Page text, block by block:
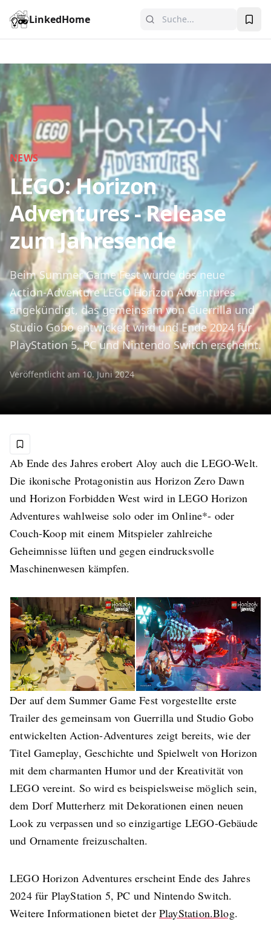
LinkedHome
NEWS
LEGO: Horizon
Adventures - Release
zum Jahresende
Beim Summer Game Fest wurde das neue
Action-Adventure LEGO Horizon Adventures
angekündigt, das gemeinsam von Guerrilla und
Studio Gobo entwickelt wird und Ende 2024 für
PlayStation 5, PC und Nintendo Switch erscheint.
Veröffentlicht am10. Juni 2024
Ab Ende des Jahres erobert Aloy auch die LEGO-Welt.
Die ikonische Protagonistin aus Horizon Zero Dawn
und Horizon Forbidden West wird in LEGO Horizon
Adventures wahlweise solo oder im Online*- oder
Couch-Koop mit einem Mitspieler zahlreiche
Geheimnisse lüften und gegen eindrucksvolle
Maschinenwesen kämpfen.
Der auf dem Summer Game Fest vorgestellte erste
Trailer des gemeinsam von Guerrilla und Studio Gobo
entwickelten Action-Adventures zeigt bereits, wie der
Titel Gameplay, Geschichte und Spielwelt von Horizon
mit dem charmanten Humor und der Kreativität von
LEGO vereint. So wird es beispielsweise möglich sein,
dem Dorf Mutterherz mit Dekorationen einen neuen
Look zu verpassen und so einzigartige LEGO-Gebäude
und Ornamente freizuschalten.
LEGO Horizon Adventures erscheint Ende des Jahres
2024 für PlayStation 5, PC und Nintendo Switch.
Weitere Informationen bietet der PlayStation.Blog.